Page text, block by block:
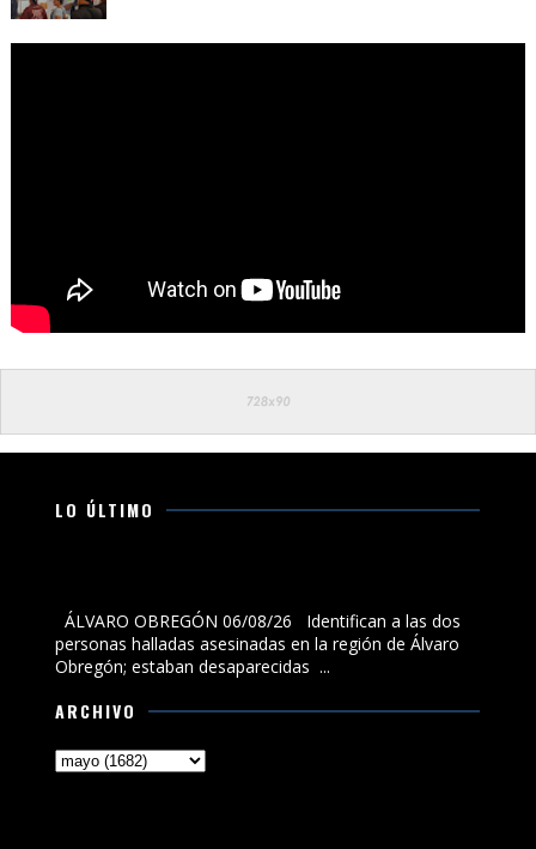
LO ÚLTIMO
ÁLVARO OBREGÓN 06/08/26 Identifican a las dos
personas halladas asesinadas en la región de Álvaro
Obregón; estaban desaparecidas ...
ARCHIVO